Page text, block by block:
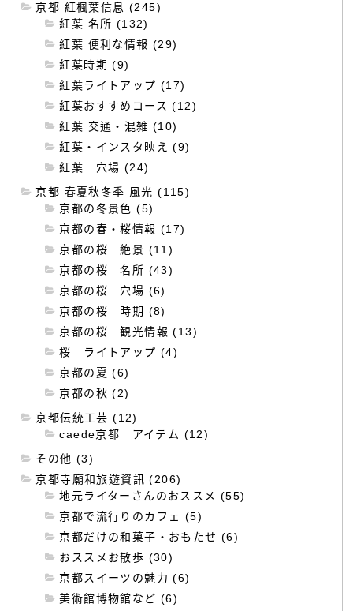
京都 紅楓葉信息 (245)
紅葉 名所 (132)
紅葉 便利な情報 (29)
紅葉時期 (9)
紅葉ライトアップ (17)
紅葉おすすめコース (12)
紅葉 交通・混雑 (10)
紅葉・インスタ映え (9)
紅葉 穴場 (24)
京都 春夏秋冬季 風光 (115)
京都の冬景色 (5)
京都の春・桜情報 (17)
京都の桜 絶景 (11)
京都の桜 名所 (43)
京都の桜 穴場 (6)
京都の桜 時期 (8)
京都の桜 観光情報 (13)
桜 ライトアップ (4)
京都の夏 (6)
京都の秋 (2)
京都伝統工芸 (12)
caede京都 アイテム (12)
その他 (3)
京都寺廟和旅遊資訊 (206)
地元ライターさんのおススメ (55)
京都で流行りのカフェ (5)
京都だけの和菓子・おもたせ (6)
おススメお散歩 (30)
京都スイーツの魅力 (6)
美術館博物館など (6)